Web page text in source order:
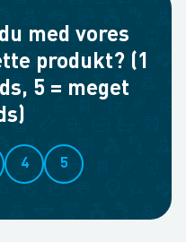
med vores
produkt? (1
5 = meget
4 5